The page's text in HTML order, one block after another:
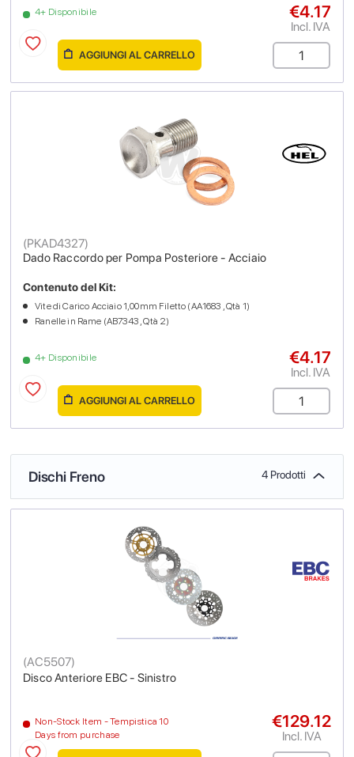
4+ Disponibile €4.17
Incl. IVA
AGGIUNGI AL CARRELLO
Dado Raccordo per Pompa Posteriore - Acciaio
(PKAD4327)
4+ Disponibile
Contenuto del Kit:
Vite di Carico Acciaio 1,00mm Filetto (AA1683 , Qtà 1)
Ranelle in Rame (AB7343 , Qtà 2)
€4.17
Incl. IVA
AGGIUNGI AL CARRELLO
Dischi Freno 4 Prodotti
Disco Anteriore EBC - Sinistro
(AC5507)
Non-Stock Item - Tempistica 10
Days from purchase
€129.12
Incl. IVA